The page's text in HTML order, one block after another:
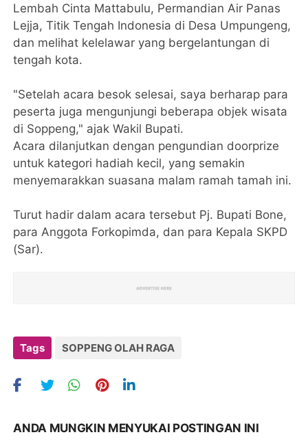
Lembah Cinta Mattabulu, Permandian Air Panas
Lejja, Titik Tengah Indonesia di Desa Umpungeng,
dan melihat kelelawar yang bergelantungan di
tengah kota.
"Setelah acara besok selesai, saya berharap para
peserta juga mengunjungi beberapa objek wisata
di Soppeng," ajak Wakil Bupati.
Acara dilanjutkan dengan pengundian doorprize
untuk kategori hadiah kecil, yang semakin
menyemarakkan suasana malam ramah tamah ini.
Turut hadir dalam acara tersebut Pj. Bupati Bone,
para Anggota Forkopimda, dan para Kepala SKPD
(Sar).
Tags SOPPENG OLAH RAGA
ANDA MUNGKIN MENYUKAI POSTINGAN INI